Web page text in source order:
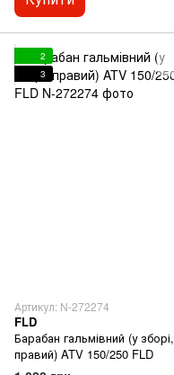
2
3
Артикул: N-272274
FLD
Барабан гальмівний (у зборі,
правий) ATV 150/250 FLD